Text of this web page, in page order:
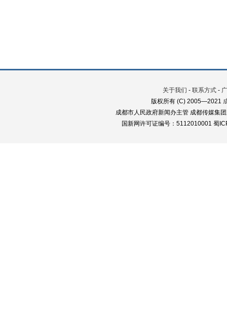
关于我们 - 联系方式 -
版权所有 (C) 2005—2021
成都市人民政府新闻办主管 成都传媒集
国新网许可证编号：5112010001 蜀